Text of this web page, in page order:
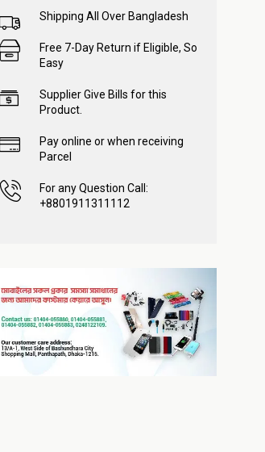
Shipping All Over Bangladesh
Free 7-Day Return if Eligible, So
Easy
Supplier Give Bills for this
Product.
Pay online or when receiving
Parcel
For any Question Call:
+8801911311112